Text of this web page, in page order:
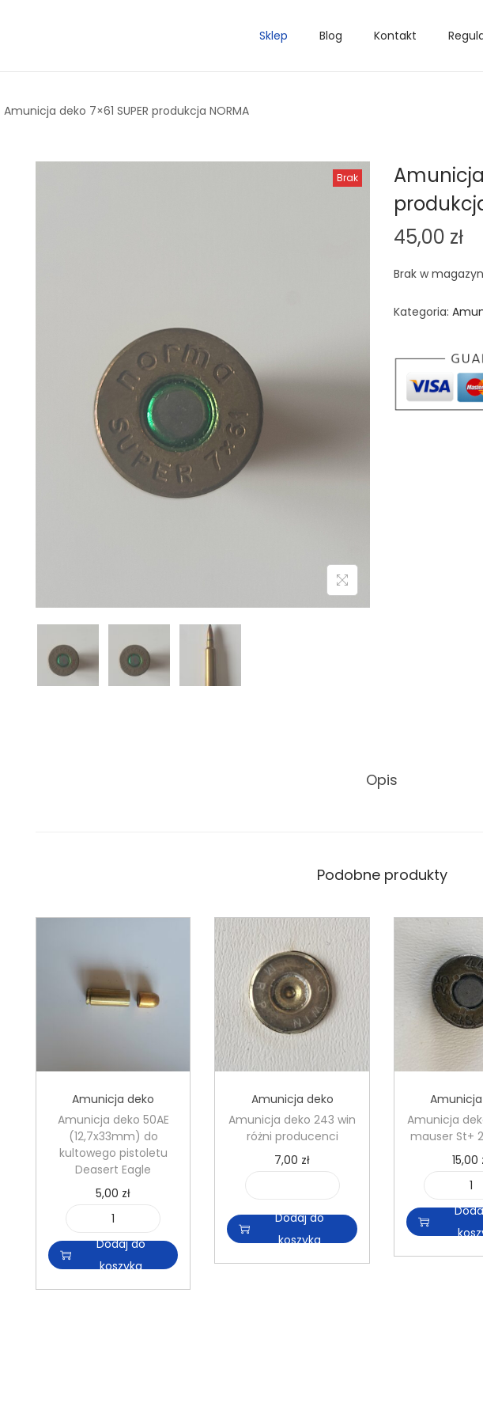
Sklep Blog Kontakt
Amunicja deko 7×61 SUPER produkcja NORMA
Brak
Amunicja
45,00 zł
Brak w
Kategoria:
Opis
Podobne produkty
Amunicja deko
Amunicja deko 50AE
(12,7x33mm) do
kultowego pistoletu
Deasert Eagle
5,00 zł
l
o
ś
Dodaj do
koszyka
Amunicja deko
Amunicja deko 243 win
różni producenci
7,00 zł
l
o
ś
Dodaj do
koszyka
Amunicja
mauser St+
15,00
l
o
ś